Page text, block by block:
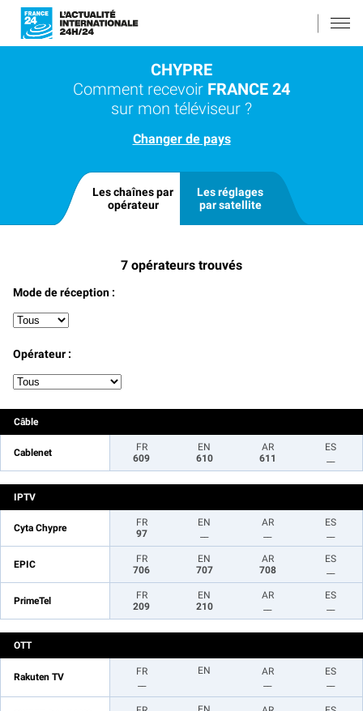
CHYPRE
Comment recevoir FRANCE 24
sur mon téléviseur ?
Changer de pays
Les chaînes par
opérateur
Les réglages
par satellite
7 opérateurs trouvés
Mode de réception :
Opérateur :
Câble
Cablenet
FR
609
EN
610
AR
611
ES
IPTV
Cyta Chypre
FR
97
EN
AR
ES
EPIC
FR
706
EN
707
AR
708
ES
PrimeTel
FR
209
EN
210
AR
ES
OTT
Rakuten TV
FR
EN
AR
ES